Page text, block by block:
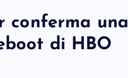
conferma una
di HBO